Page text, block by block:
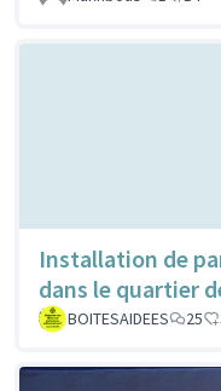
Installation de
dans le quartier
BOITESAIDEES 25